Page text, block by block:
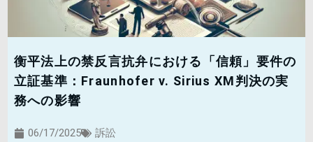
衡平法上の禁反言抗弁における「信頼」要件の
立証基準：Fraunhofer v. Sirius XM判決の実
務への影響
06/17/2025 訴訟